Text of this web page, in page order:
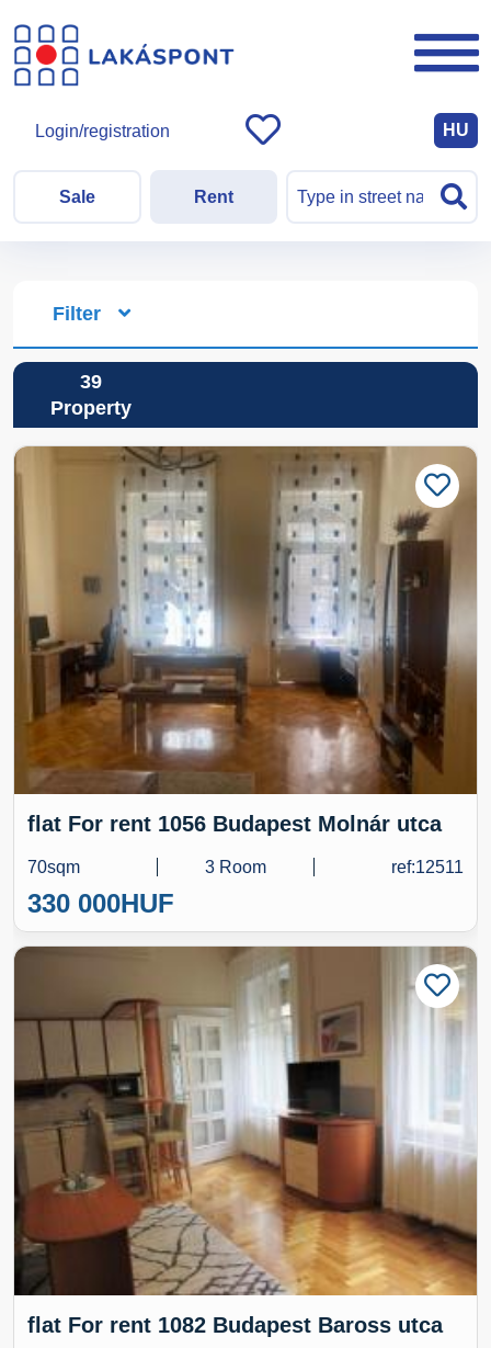
Sale Rent
Login/registration HU
Filter
39
Property
flat For rent 1056 Budapest Molnár utca
70sqm 3 Room ref:12511
330 000HUF
flat For rent 1082 Budapest Baross utca